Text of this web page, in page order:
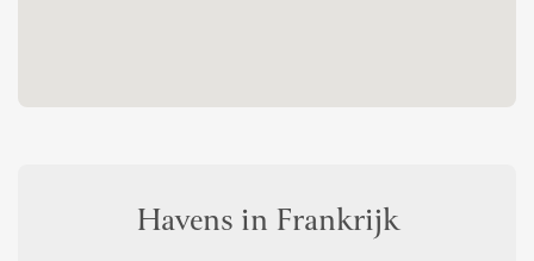
Havens in Frankrijk